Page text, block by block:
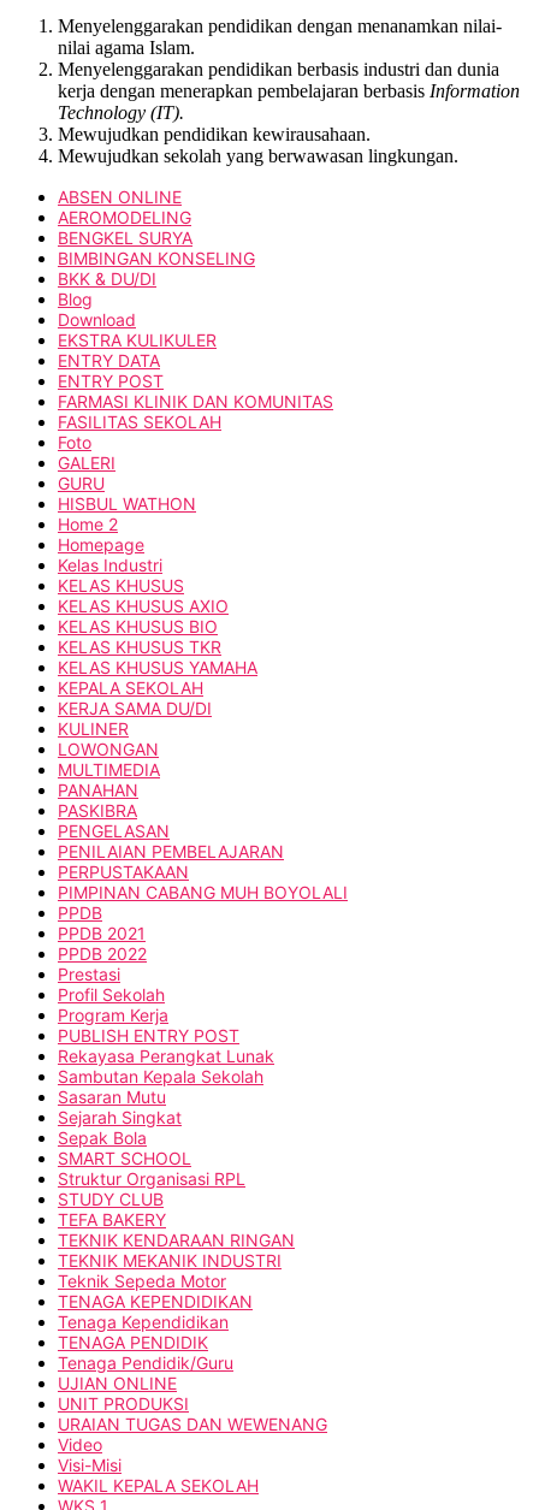
Menyelenggarakan pendidikan dengan menanamkan nilai-
nilai agama Islam.
Menyelenggarakan pendidikan berbasis industri dan dunia
kerja dengan menerapkan pembelajaran berbasis Information
Technology (IT).
Mewujudkan pendidikan kewirausahaan.
Mewujudkan sekolah yang berwawasan lingkungan.
ABSEN ONLINE
AEROMODELING
BENGKEL SURYA
BIMBINGAN KONSELING
BKK & DU/DI
Blog
Download
EKSTRA KULIKULER
ENTRY DATA
ENTRY POST
FARMASI KLINIK DAN KOMUNITAS
FASILITAS SEKOLAH
Foto
GALERI
GURU
HISBUL WATHON
Home 2
Homepage
Kelas Industri
KELAS KHUSUS
KELAS KHUSUS AXIO
KELAS KHUSUS BIO
KELAS KHUSUS TKR
KELAS KHUSUS YAMAHA
KEPALA SEKOLAH
KERJA SAMA DU/DI
KULINER
LOWONGAN
MULTIMEDIA
PANAHAN
PASKIBRA
PENGELASAN
PENILAIAN PEMBELAJARAN
PERPUSTAKAAN
PIMPINAN CABANG MUH BOYOLALI
PPDB
PPDB 2021
PPDB 2022
Prestasi
Profil Sekolah
Program Kerja
PUBLISH ENTRY POST
Rekayasa Perangkat Lunak
Sambutan Kepala Sekolah
Sasaran Mutu
Sejarah Singkat
Sepak Bola
SMART SCHOOL
Struktur Organisasi RPL
STUDY CLUB
TEFA BAKERY
TEKNIK KENDARAAN RINGAN
TEKNIK MEKANIK INDUSTRI
Teknik Sepeda Motor
TENAGA KEPENDIDIKAN
Tenaga Kependidikan
TENAGA PENDIDIK
Tenaga Pendidik/Guru
UJIAN ONLINE
UNIT PRODUKSI
URAIAN TUGAS DAN WEWENANG
Video
Visi-Misi
WAKIL KEPALA SEKOLAH
WKS 1